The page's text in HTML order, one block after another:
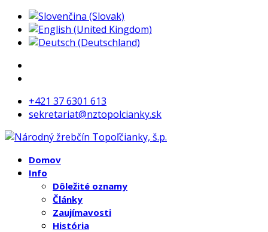
+421 37 6301 613
sekretariat@nztopolcianky.sk
Domov
Info
Dôležité oznamy
Články
Zaujímavosti
História